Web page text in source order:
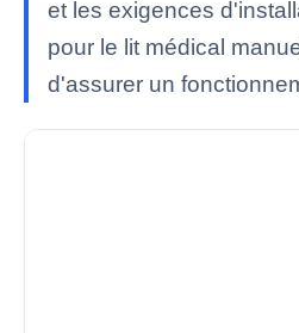
et les exigences
pour le lit médical
d'assurer un